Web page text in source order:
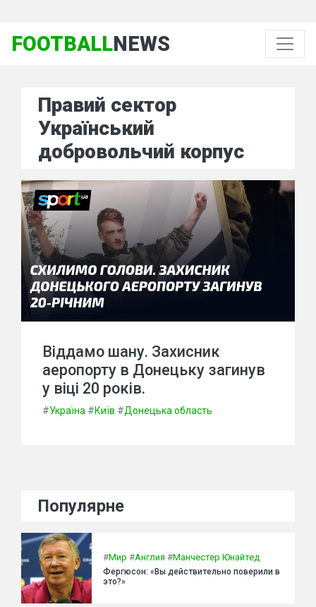
FOOTBALLNEWS
Правий сектор
Український
добровольчий корпус
Віддамо шану. Захисник
аеропорту в Донецьку загинув
у віці 20 років.
#Україна #Київ #Донецька область
Популярне
#Мир #Англия #Манчестер Юнайтед
Фергюсон: «Вы действительно поверили в
это?»